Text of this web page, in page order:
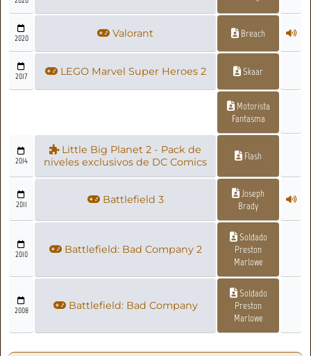
2020 Valorant Breach
2017 LEGO Marvel Super Heroes 2 Skaar
Motorista
Fantasma
2014
Little Big Planet 2 - Pack de
niveles exclusivos de DC Comics
Flash
2011 Battlefield 3
Joseph
Brady
2010 Battlefield: Bad Company 2
Soldado
Preston
Marlowe
2008 Battlefield: Bad Company
Soldado
Preston
Marlowe